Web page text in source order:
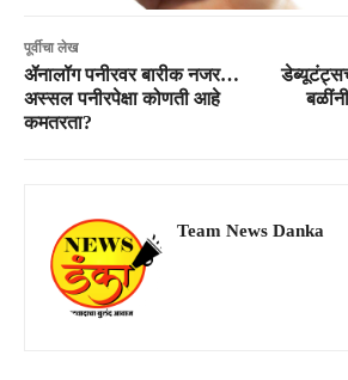
पूर्वीचा लेख
ॲनालॉग पनीरवर बारीक नजर…
अस्सल पनीरपेक्षा कोणती आहे
कमतरता?
Team News Danka